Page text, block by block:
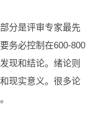
分是评审专家最先
务必控制在600-800
现和结论。绪论则
现实意义。很多论